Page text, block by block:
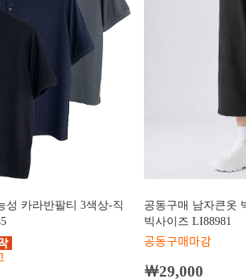
성 카라반팔티 3색상-직
공동구매 남자큰옷
빅사이즈 LI88981
공동구매마감
￦29,000